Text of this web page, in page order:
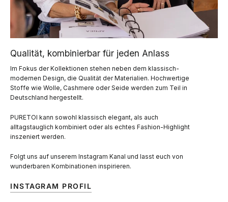
Qualität, kombinierbar für jeden Anlass
Im Fokus der Kollektionen stehen neben dem klassisch-
modernen Design, die Qualität der Materialien. Hochwertige
Stoffe wie Wolle, Cashmere oder Seide werden zum Teil in
Deutschland hergestellt.
PURETOI kann sowohl klassisch elegant, als auch
alltagstauglich kombiniert oder als echtes Fashion-Highlight
inszeniert werden.
Folgt uns auf unserem Instagram Kanal und lasst euch von
wunderbaren Kombinationen inspirieren.
INSTAGRAM PROFIL